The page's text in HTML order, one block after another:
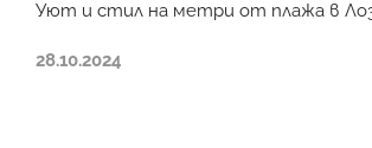
Уют и стил на метри от плажа в
28.10.2024